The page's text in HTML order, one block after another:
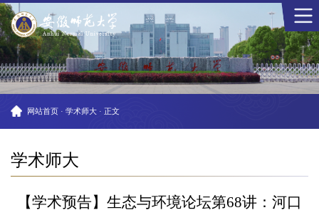
网站首页 · 学术师大 · 正文
学术师大
【学术预告】生态与环境论坛第68讲：河口